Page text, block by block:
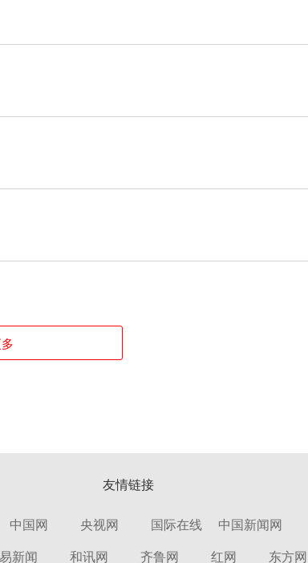
友情链接
中国网 央视网 国际在线 中国新闻网
新闻 和讯网 齐鲁网 红网 东方网